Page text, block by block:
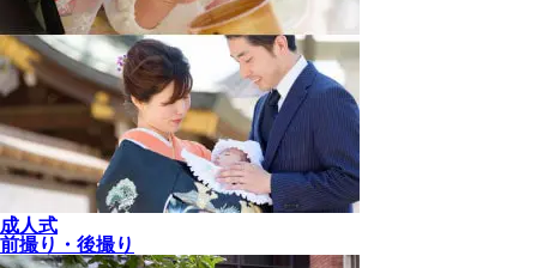
成人式
前撮り・後撮り